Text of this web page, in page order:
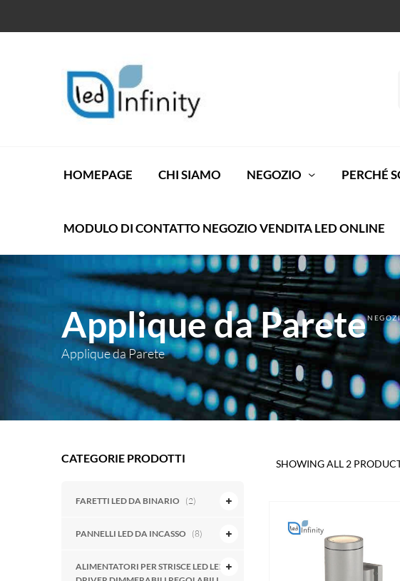
HOMEPAGE CHI SIAMO NEGOZIO PERCHÉ
MODULO DI CONTATTO NEGOZIO VENDITA LED ONLINE
Applique da Parete
Applique da Parete
CATEGORIE PRODOTTI
FARETTI LED DA BINARIO (2)
PANNELLI LED DA INCASSO (8)
ALIMENTATORI PER STRISCE LED LED
SHOWING ALL 2